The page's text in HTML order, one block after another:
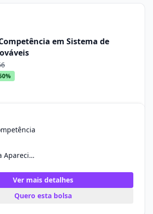
em Sistema de
Nossa Senhora Aparecida/SE
Ver mais detalhes
Quero esta bolsa